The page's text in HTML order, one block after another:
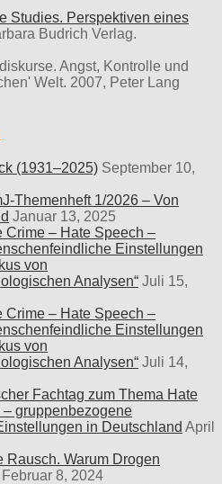
Studies. Perspektiven eines
Budrich Verlag.
Angst, Kontrolle und
Welt. 2007, Peter Lang
(1931–2025) September 10,
Themenheft 1/2026 – Von
Januar 13, 2025
Crime – Hate Speech –
Einstellungen
von
Analysen“ Juli 15,
Crime – Hate Speech –
Einstellungen
von
Analysen“ Juli 14,
Fachtag zum Thema Hate
gruppenbezogene
in Deutschland April
Rausch. Warum Drogen
Februar 8, 2024